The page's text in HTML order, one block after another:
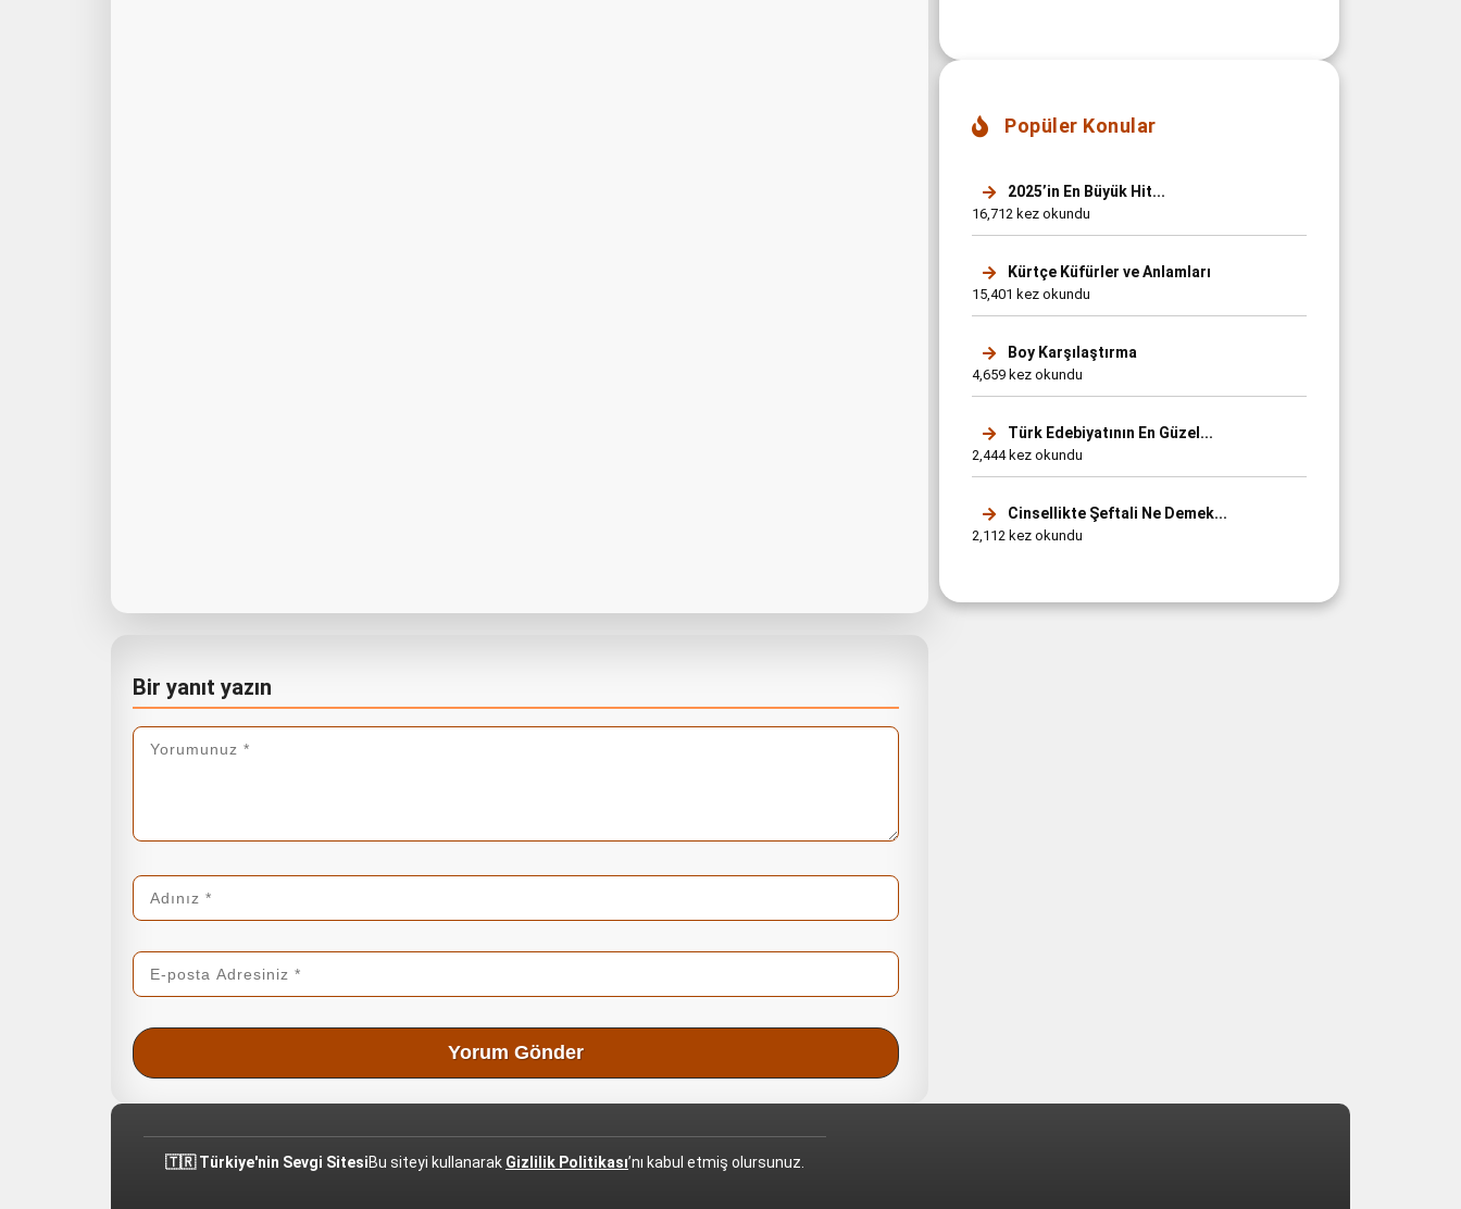
Popüler Konular
2025’in En Büyük Hit...
16,712 kez okundu
Kürtçe Küfürler ve Anlamları
15,401 kez okundu
Boy Karşılaştırma
4,659 kez okundu
Türk Edebiyatının En Güzel...
2,444 kez okundu
Cinsellikte Şeftali Ne Demek...
2,112 kez okundu
Bir yanıt yazın
🇹🇷 Türkiye'nin Sevgi SitesiBu siteyi kullanarak Gizlilik Politikası’nı kabul etmiş olursunuz.